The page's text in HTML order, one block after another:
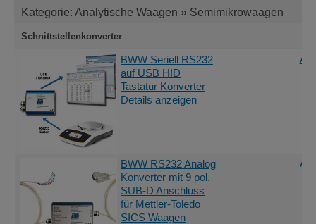
Kategorie: Analytische Waagen » Semimikrowaagen
Schnittstellenkonverter
BWW Seriell RS232
auf USB HID
Tastatur Konverter
Details anzeigen
BWW RS232 Analog
Konverter mit 9 pol.
SUB-D Anschluss
für Mettler-Toledo
SICS Waagen